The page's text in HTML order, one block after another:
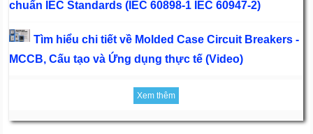
chuẩn IEC Standards (IEC 60898-1 IEC 60947-2)
Tìm hiểu chi tiết về Molded Case Circuit Breakers -
MCCB, Cấu tạo và Ứng dụng thực tế (Video)
Xem thêm